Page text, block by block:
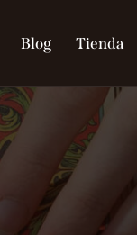
Blog Tienda